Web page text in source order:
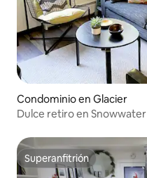
Condominio en Glacier
Dulce retiro en Snowwater
Superanfitrión
Superanfitrión